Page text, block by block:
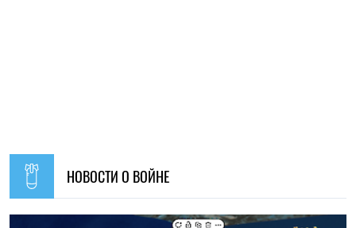
19:30, 07.08.2026
Украинцев за границей приглашают присоединиться к
созданию Сети единства: как подать предложения